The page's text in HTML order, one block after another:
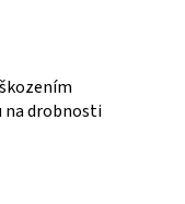
na drobnosti